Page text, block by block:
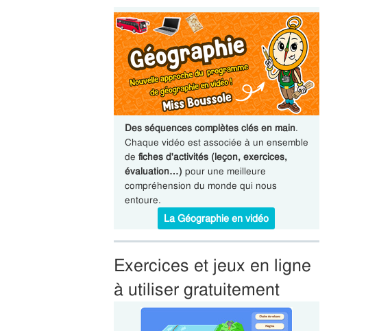
Des séquences complètes clés en main.
Chaque vidéo est associée à un ensemble
de fiches d'activités (leçon, exercices,
évaluation…) pour une meilleure
compréhension du monde qui nous
entoure.
La Géographie en vidéo
Exercices et jeux en ligne
à utiliser gratuitement